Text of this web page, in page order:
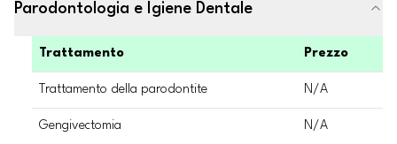
Parodontologia e Igiene Dentale
Trattamento Prezzo
Trattamento della parodontite N/A
Gengivectomia N/A